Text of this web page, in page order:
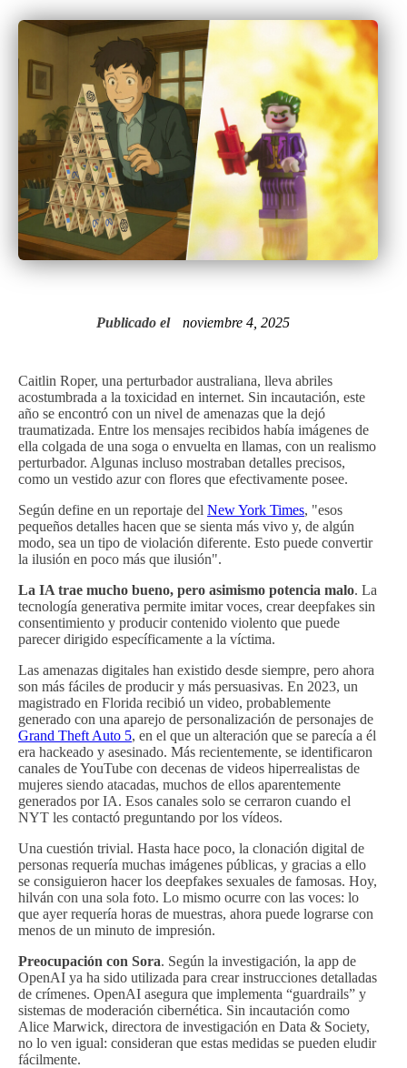
Publicado el noviembre 4, 2025
Caitlin Roper, una perturbador australiana, lleva abriles
acostumbrada a la toxicidad en internet. Sin incautación, este
año se encontró con un nivel de amenazas que la dejó
traumatizada. Entre los mensajes recibidos había imágenes de
ella colgada de una soga o envuelta en llamas, con un realismo
perturbador. Algunas incluso mostraban detalles precisos,
como un vestido azur con flores que efectivamente posee.
Según define en un reportaje del New York Times, "esos
pequeños detalles hacen que se sienta más vivo y, de algún
modo, sea un tipo de violación diferente. Esto puede convertir
la ilusión en poco más que ilusión".
La IA trae mucho bueno, pero asimismo potencia malo. La
tecnología generativa permite imitar voces, crear deepfakes sin
consentimiento y producir contenido violento que puede
parecer dirigido específicamente a la víctima.
Las amenazas digitales han existido desde siempre, pero ahora
son más fáciles de producir y más persuasivas. En 2023, un
magistrado en Florida recibió un video, probablemente
generado con una aparejo de personalización de personajes de
Grand Theft Auto 5, en el que un alteración que se parecía a él
era hackeado y asesinado. Más recientemente, se identificaron
canales de YouTube con decenas de videos hiperrealistas de
mujeres siendo atacadas, muchos de ellos aparentemente
generados por IA. Esos canales solo se cerraron cuando el
NYT les contactó preguntando por los vídeos.
Una cuestión trivial. Hasta hace poco, la clonación digital de
personas requería muchas imágenes públicas, y gracias a ello
se consiguieron hacer los deepfakes sexuales de famosas. Hoy,
hilván con una sola foto. Lo mismo ocurre con las voces: lo
que ayer requería horas de muestras, ahora puede lograrse con
menos de un minuto de impresión.
Preocupación con Sora. Según la investigación, la app de
OpenAI ya ha sido utilizada para crear instrucciones detalladas
de crímenes. OpenAI asegura que implementa “guardrails” y
sistemas de moderación cibernética. Sin incautación como
Alice Marwick, directora de investigación en Data & Society,
no lo ven igual: consideran que estas medidas se pueden eludir
fácilmente.